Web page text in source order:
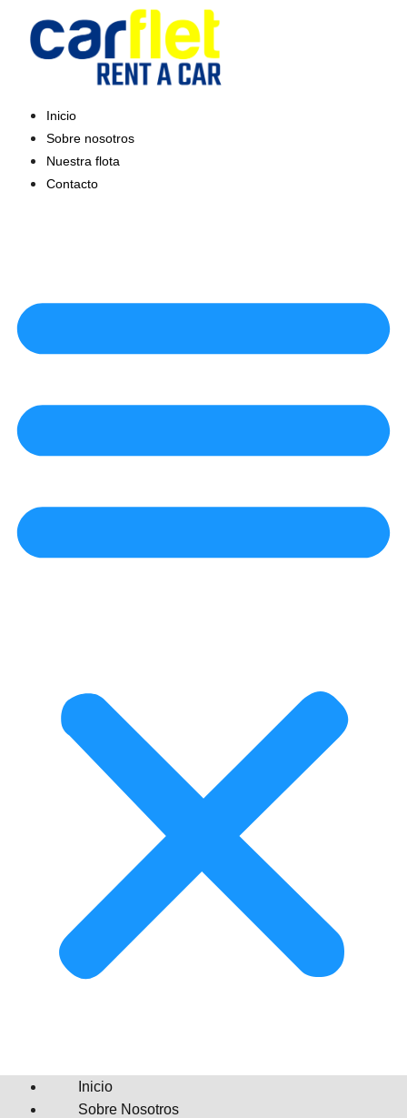
contenido
Inicio
Sobre nosotros
Nuestra flota
Contacto
Inicio
Sobre Nosotros